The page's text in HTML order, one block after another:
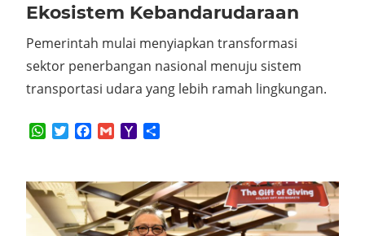
Ekosistem Kebandarudaraan
Pemerintah mulai menyiapkan transformasi
sektor penerbangan nasional menuju sistem
transportasi udara yang lebih ramah lingkungan.
WhatsApp
TwitterFacebook
GmailYahoo